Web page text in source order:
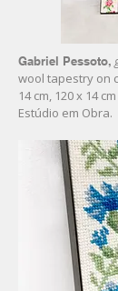
Gabriel Pessoto,
wool tapestry on
14 cm, 120 x 14
Estúdio em Obra.